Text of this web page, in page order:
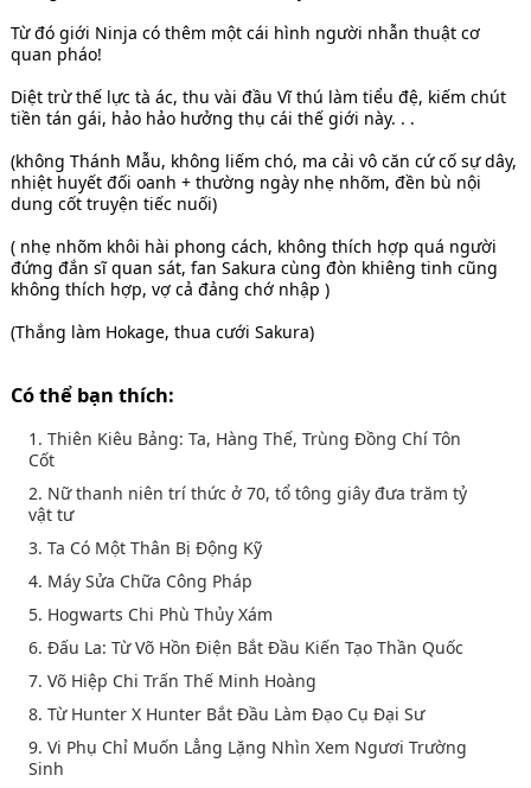
Từ đó giới Ninja có thêm một cái hình người nhẫn thuật cơ
quan pháo!
Diệt trừ thế lực tà ác, thu vài đầu Vĩ thú làm tiểu đệ, kiếm chút
tiền tán gái, hảo hảo hưởng thụ cái thế giới này. . .
(không Thánh Mẫu, không liếm chó, ma cải vô căn cứ cố sự dây,
nhiệt huyết đối oanh + thường ngày nhẹ nhõm, đền bù nội
dung cốt truyện tiếc nuối)
( nhẹ nhõm khôi hài phong cách, không thích hợp quá người
đứng đắn sĩ quan sát, fan Sakura cùng đòn khiêng tinh cũng
không thích hợp, vợ cả đảng chớ nhập )
(Thắng làm Hokage, thua cưới Sakura)
Có thể bạn thích:
1. Thiên Kiêu Bảng: Ta, Hàng Thế, Trùng Đồng Chí Tôn
Cốt
2. Nữ thanh niên trí thức ở 70, tổ tông giây đưa trăm tỷ
vật tư
3. Ta Có Một Thân Bị Động Kỹ
4. Máy Sửa Chữa Công Pháp
5. Hogwarts Chi Phù Thủy Xám
6. Đấu La: Từ Võ Hồn Điện Bắt Đầu Kiến Tạo Thần Quốc
7. Võ Hiệp Chi Trấn Thế Minh Hoàng
8. Từ Hunter X Hunter Bắt Đầu Làm Đạo Cụ Đại Sư
9. Vi Phụ Chỉ Muốn Lẳng Lặng Nhìn Xem Ngươi Trường
Sinh